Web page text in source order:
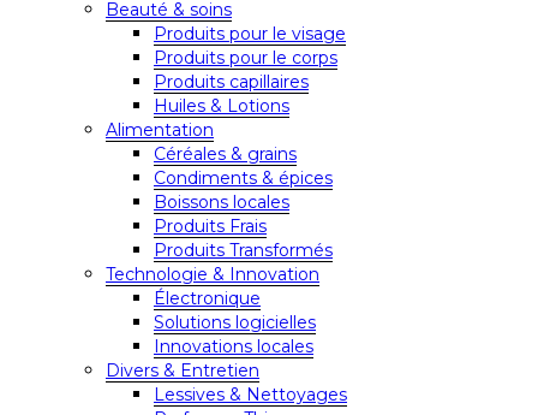
Beauté & soins
Produits pour le visage
Produits pour le corps
Produits capillaires
Huiles & Lotions
Alimentation
Céréales & grains
Condiments & épices
Boissons locales
Produits Frais
Produits Transformés
Technologie & Innovation
Électronique
Solutions logicielles
Innovations locales
Divers & Entretien
Lessives & Nettoyages